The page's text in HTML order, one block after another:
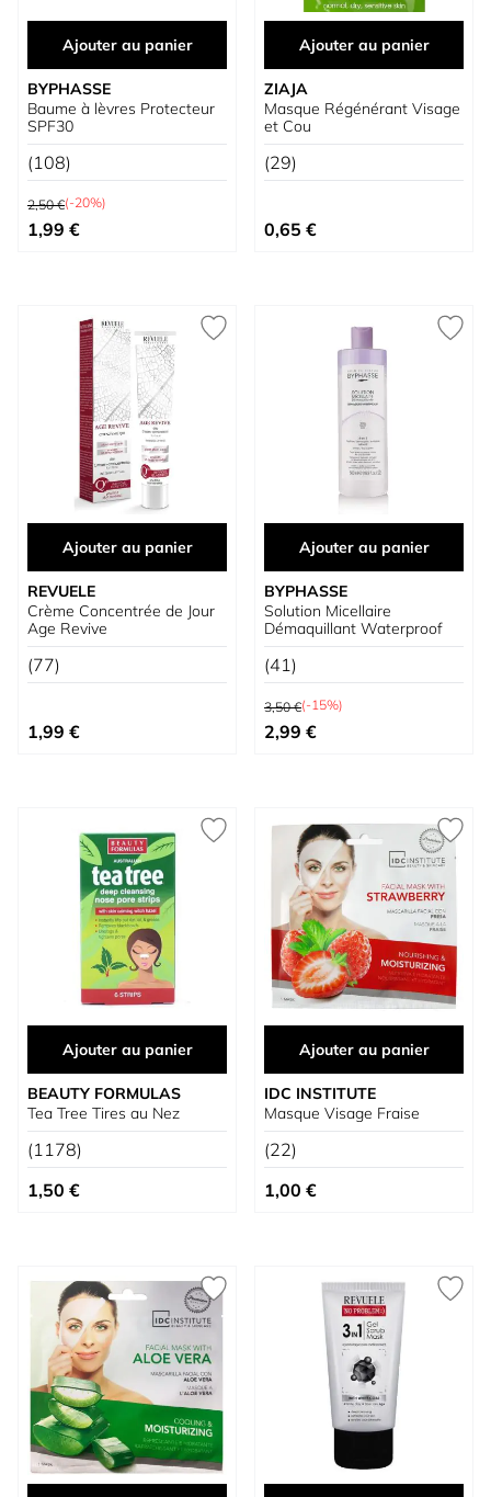
Ajouter au panier
BYPHASSE
Baume à lèvres Protecteur
SPF30
(108)
Prix normal
2,50 €(-20%)
Prix spécial
1,99 €
Ajouter au panier
ZIAJA
Masque Régénérant Visage
et Cou
(29)
0,65 €
Ajouter au panier
REVUELE
Crème Concentrée de Jour
Age Revive
(77)
1,99 €
Ajouter au panier
BYPHASSE
Solution Micellaire
Démaquillant Waterproof
(41)
Prix normal
3,50 €(-15%)
Prix spécial
2,99 €
Ajouter au panier
BEAUTY FORMULAS
Tea Tree Tires au Nez
(1178)
1,50 €
Ajouter au panier
IDC INSTITUTE
Masque Visage Fraise
(22)
1,00 €